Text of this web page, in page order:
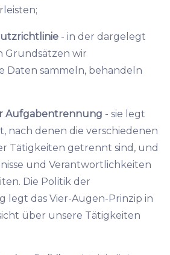
- in der dargelegt
Grundsätzen wir
Daten sammeln, behandeln
Aufgabentrennung - sie legt
nach denen die verschiedenen
Tätigkeiten getrennt sind, und
und Verantwortlichkeiten
Die Politik der
legt das Vier-Augen-Prinzip in
über unsere Tätigkeiten